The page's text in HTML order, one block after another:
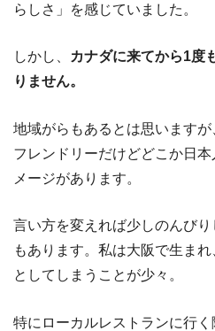
らしさ」を感じていました。
しかし、
カナダに来てから1度
りません。
地域がらもあるとは思いますが
フレンドリーだけどどこか日
メージがあります。
言い方を変えれば少しのんび
もあります。私は大阪で生ま
としてしまうことが少々。
特にローカルレストランに行